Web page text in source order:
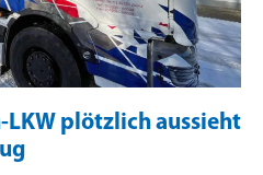
LKW plötzlich aussieht